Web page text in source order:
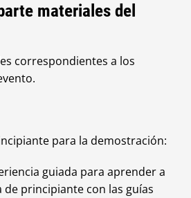
materiales del
correspondientes a los
para la demostración:
guiada para aprender a
de principiante con las guías